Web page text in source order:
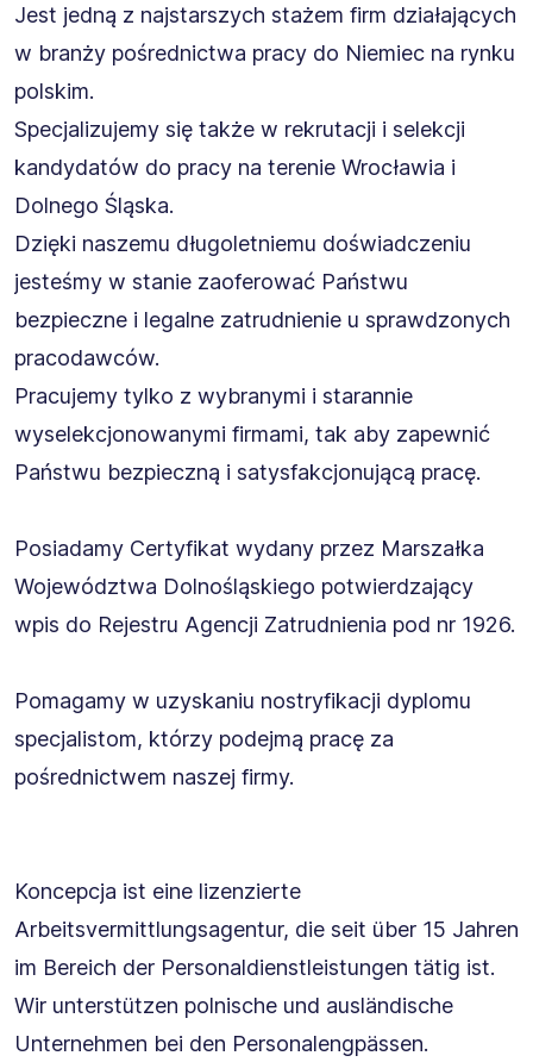
Jest jedną z najstarszych stażem firm działających
w branży pośrednictwa pracy do Niemiec na rynku
polskim.
Specjalizujemy się także w rekrutacji i selekcji
kandydatów do pracy na terenie Wrocławia i
Dolnego Śląska.
Dzięki naszemu długoletniemu doświadczeniu
jesteśmy w stanie zaoferować Państwu
bezpieczne i legalne zatrudnienie u sprawdzonych
pracodawców.
Pracujemy tylko z wybranymi i starannie
wyselekcjonowanymi firmami, tak aby zapewnić
Państwu bezpieczną i satysfakcjonującą pracę.
Posiadamy Certyfikat wydany przez Marszałka
Województwa Dolnośląskiego potwierdzający
wpis do Rejestru Agencji Zatrudnienia pod nr 1926.
Pomagamy w uzyskaniu nostryfikacji dyplomu
specjalistom, którzy podejmą pracę za
pośrednictwem naszej firmy.
Koncepcja ist eine lizenzierte
Arbeitsvermittlungsagentur, die seit über 15 Jahren
im Bereich der Personaldienstleistungen tätig ist.
Wir unterstützen polnische und ausländische
Unternehmen bei den Personalengpässen.